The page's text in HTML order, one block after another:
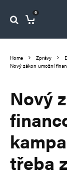
0
Home Zprávy
Nový zákon umožní
Nový
třeba